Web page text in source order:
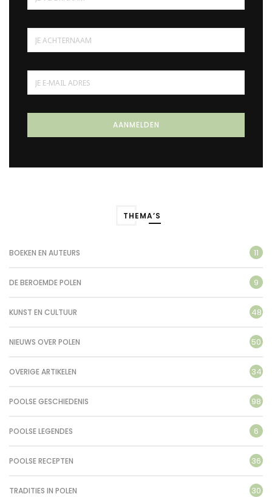
THEMA’S
BOEKEN EN AUTEURS 11
DE BEROEMDE POLEN 9
KUNST EN CULTUUR 48
NIEUWS OVER POLEN 50
OVERIGE ARTIKELEN 34
POOLSE GESCHIEDENIS 98
POOLSE LEGENDES 6
POOLSE RECEPTEN 36
TRADITIES IN POLEN 30